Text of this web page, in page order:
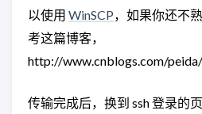
以使用 WinSCP，如果你还不
考这篇博客，
http://www.cnblogs.com/
传输完成后，换到 ssh 登录的